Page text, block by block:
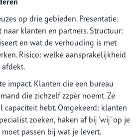
op drie gebieden. Presentatie:
klanten en partners. Structuur:
en wat de verhouding is met
Risico: welke aansprakelijkheid
afdekt.
impact. Klanten die een bureau
die zichzelf zzp'er noemt. Ze
capaciteit hebt. Omgekeerd: klanten
zoeken, haken af bij 'wij' op je
moet passen bij wat je levert.